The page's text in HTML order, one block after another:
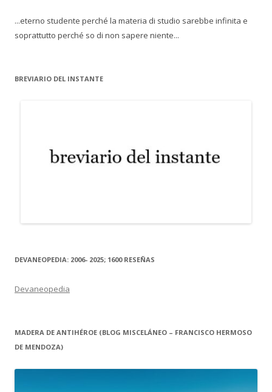
...eterno studente perché la materia di studio sarebbe infinita e
soprattutto perché so di non sapere niente...
BREVIARIO DEL INSTANTE
DEVANEOPEDIA: 2006- 2025; 1600 RESEÑAS
Devaneopedia
MADERA DE ANTIHÉROE (BLOG MISCELÁNEO – FRANCISCO HERMOSO
DE MENDOZA)